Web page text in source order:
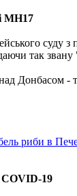
МН17
суду
так
Донбасом -
риби в
COVID-19